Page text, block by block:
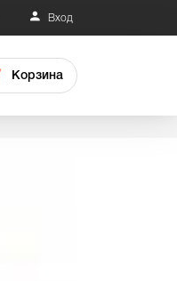
Вход
Корзина